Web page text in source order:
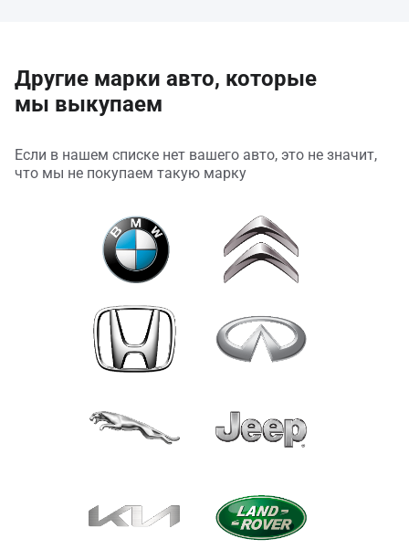
Другие марки авто, которые
мы выкупаем
Если в нашем списке нет вашего авто, это не значит,
что мы не покупаем такую марку